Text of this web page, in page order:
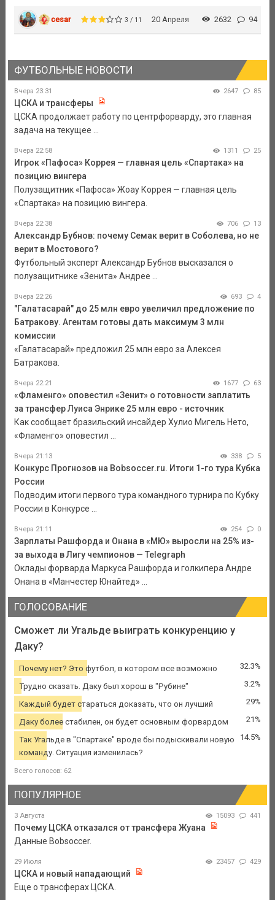
cesar 3 / 11 20 Апреля 2632 94
ФУТБОЛЬНЫЕ НОВОСТИ
Вчера 23:31 2647 85
ЦСКА и трансферы
ЦСКА продолжает работу по центрфорварду, это главная
задача на текущее ...
Вчера 22:58 1311 25
Игрок «Пафоса» Коррея — главная цель «Спартака» на
позицию вингера
Полузащитник «Пафоса» Жоау Коррея — главная цель
«Спартака» на позицию вингера.
Вчера 22:38 706 13
Александр Бубнов: почему Семак верит в Соболева, но не
верит в Мостового?
Футбольный эксперт Александр Бубнов высказался о
полузащитнике «Зенита» Андрее ...
Вчера 22:26 693 4
"Галатасарай" до 25 млн евро увеличил предложение по
Батракову. Агентам готовы дать максимум 3 млн
комиссии
«Галатасарай» предложил 25 млн евро за Алексея
Батракова.
Вчера 22:21 1677 63
«Фламенго» оповестил «Зенит» о готовности заплатить
за трансфер Луиса Энрике 25 млн евро - источник
Как сообщает бразильский инсайдер Хулио Мигель Нето,
«Фламенго» оповестил ...
Вчера 21:13 338 5
Конкурс Прогнозов на Bobsoccer.ru. Итоги 1-го тура Кубка
России
Подводим итоги первого тура командного турнира по Кубку
России в Конкурсе ...
Вчера 21:11 254 0
Зарплаты Рашфорда и Онана в «МЮ» выросли на 25% из-
за выхода в Лигу чемпионов — Telegraph
Оклады форварда Маркуса Рашфорда и голкипера Андре
Онана в «Манчестер Юнайтед» ...
ГОЛОСОВАНИЕ
Сможет ли Угальде выиграть конкуренцию у
Даку?
Почему нет? Это футбол, в котором все возможно 32.3%
Трудно сказать. Даку был хорош в "Рубине" 3.2%
Каждый будет стараться доказать, что он лучший 29%
Даку более стабилен, он будет основным форвардом 21%
Так Угальде в "Спартаке" вроде бы подыскивали новую
команду. Ситуация изменилась?
14.5%
Всего голосов: 62
ПОПУЛЯРНОЕ
3 Августа 15093 441
Почему ЦСКА отказался от трансфера Жуана
Данные Bobsoccer.
29 Июля 23457 429
ЦСКА и новый нападающий
Еще о трансферах ЦСКА.